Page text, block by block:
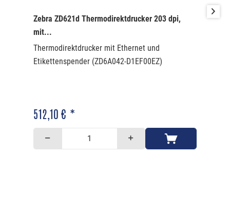
Zebra ZD621d Thermodirektdrucker 203 dpi,
mit...
Thermodirektdrucker mit Ethernet und
Etikettenspender (ZD6A042-D1EF00EZ)
512,10 € *